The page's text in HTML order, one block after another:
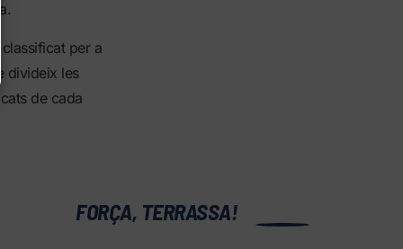
per a
divideix les
de cada
FORÇA, TERRASSA!